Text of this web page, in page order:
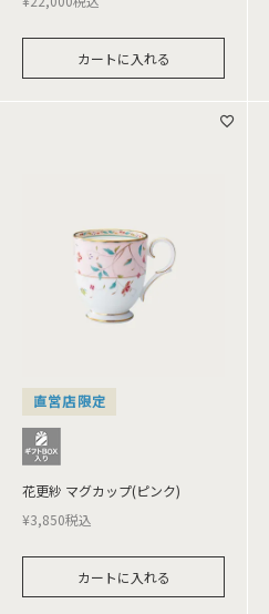
カートに入れる
直営店限定
花更紗 マグカップ(ピンク)
¥3,850税込
カートに入れる